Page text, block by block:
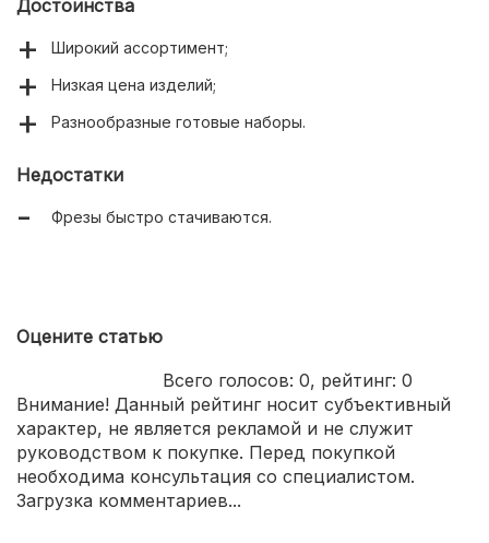
Достоинства
Широкий ассортимент;
Низкая цена изделий;
Разнообразные готовые наборы.
Недостатки
Фрезы быстро стачиваются.
Оцените статью
Всего голосов: 0, рейтинг: 0
Внимание! Данный рейтинг носит субъективный
характер, не является рекламой и не служит
руководством к покупке. Перед покупкой
необходима консультация со специалистом.
Загрузка комментариев...